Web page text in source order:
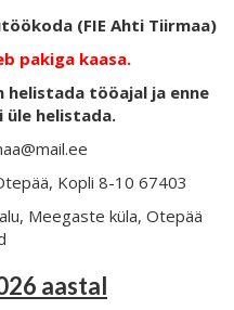
(FIE Ahti Tiirmaa)
pakiga kaasa.
helistada tööajal ja enne
helistada.
Kopli 8-10 67403
Meegaste küla, Otepää
aastal